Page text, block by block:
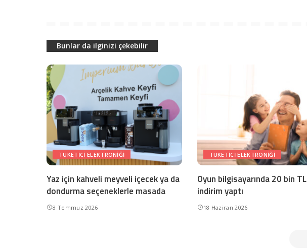
Bunlar da ilginizi çekebilir
TÜKETICI ELEKTRONIĞI
Yaz için kahveli meyveli içecek ya da
dondurma seçeneklerle masada
8 Temmuz 2026
TÜKETICI ELEKTRONIĞI
Oyun bilgisayarında 20 bin TL
indirim yaptı
18 Haziran 2026